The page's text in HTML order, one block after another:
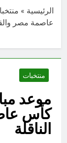
الرئيسية »
عاصمة مصر
منتخبات
موعد
كأس
الناقلة